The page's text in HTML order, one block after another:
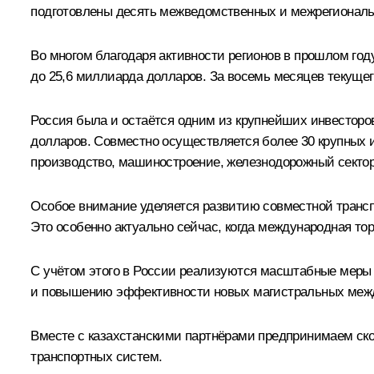
подготовлены десять межведомственных и
Во многом благодаря активности регионов в прошлом
до 25,6 миллиарда долларов. За восемь месяцев
Россия была и остаётся одним из крупнейших
долларов. Совместно осуществляется более 30
производство, машиностроение, железнодорожный
Особое внимание уделяется развитию совместной
Это особенно актуально сейчас, когда международная
С учётом этого в России реализуются масштабные меры
и повышению эффективности новых магистральных
Вместе с казахстанскими партнёрами предпринимаем
транспортных систем.